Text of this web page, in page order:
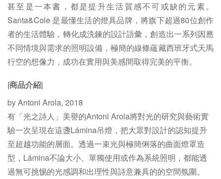
甚至是一本書，都是提升生活質感不可或缺的元素。
Santa&Cole 是最懂生活的燈具品牌，將旗下超過80位創作
者的生活體驗，轉化成洗鍊的設計語彙，創造出一系列因應
不同情境與需求的照明設備，極簡的線條蘊藏西班牙式天馬
行空的想像力，成功在實用與美感間取得完美的平衡。
|商品介紹|
by Antoni Arola, 2018
有「光之詩人」美譽的Antoni Arola將對光的研究與藝術實
驗一次呈現在這盞Lámina吊燈，把大眾對設計的認知提升
至超越功能的層面。透過一束光與極簡俐落的曲面燈罩造
型，Lámina不論大小、單獨使用或作為系統照明，都能透
過無可挑惕的光感調和出理性與詩意兼具的的空間氛圍。